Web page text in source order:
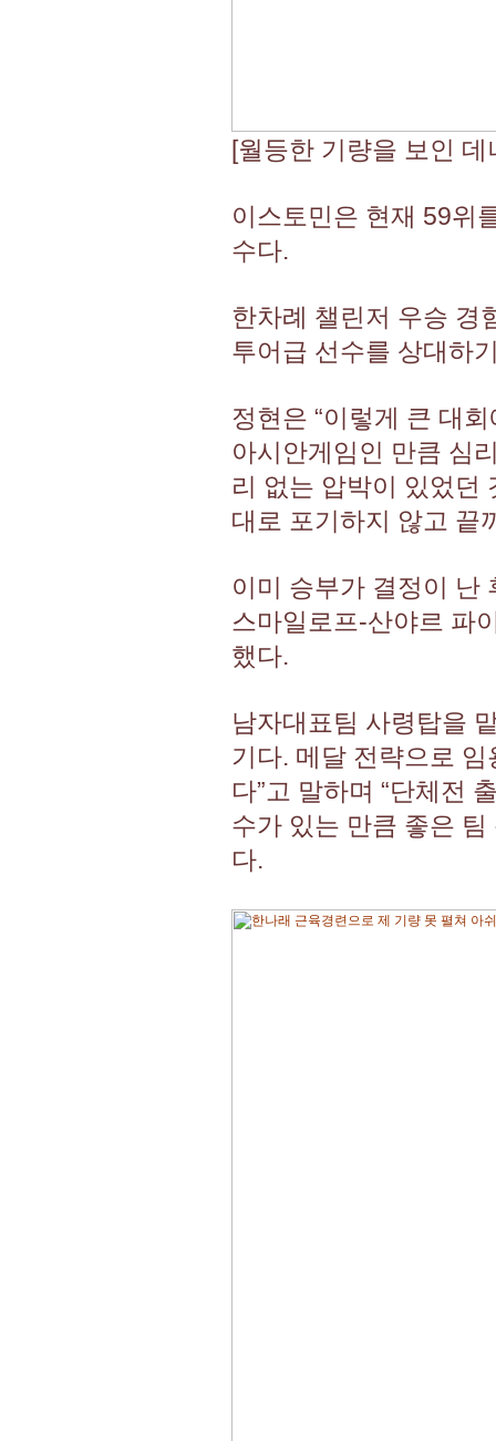
[월등한 기량을 보인
이스토민은 현재 59위
수다.
한차례 챌린저 우승 경
투어급 선수를 상대하
정현은 “이렇게 큰 대
아시안게임인 만큼 심
리 없는 압박이 있었던
대로 포기하지 않고 끝
이미 승부가 결정이 난
스마일로프-산야르 파
했다.
남자대표팀 사령탑을
기다. 메달 전략으로
다”고 말하며 “단체전
수가 있는 만큼 좋은
다.